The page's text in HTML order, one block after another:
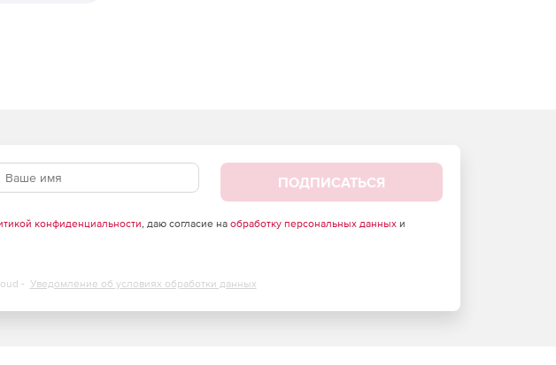
и деловой
ПОДПИСАТЬСЯ
конфиденциальности, даю согласие на обработку персональных данныхи
- Уведомление об условиях обработки данных